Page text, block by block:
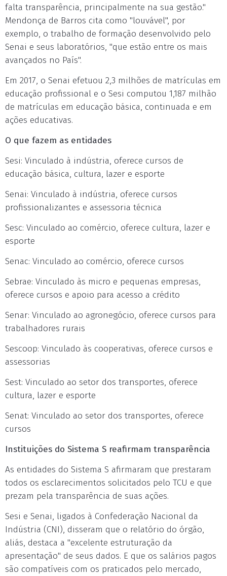
falta transparência, principalmente na sua gestão."
Mendonça de Barros cita como "louvável", por
exemplo, o trabalho de formação desenvolvido pelo
Senai e seus laboratórios, "que estão entre os mais
avançados no País".
Em 2017, o Senai efetuou 2,3 milhões de matrículas em
educação profissional e o Sesi computou 1,187 milhão
de matrículas em educação básica, continuada e em
ações educativas.
O que fazem as entidades
Sesi: Vinculado à indústria, oferece cursos de
educação básica, cultura, lazer e esporte
Senai: Vinculado à indústria, oferece cursos
profissionalizantes e assessoria técnica
Sesc: Vinculado ao comércio, oferece cultura, lazer e
esporte
Senac: Vinculado ao comércio, oferece cursos
Sebrae: Vinculado às micro e pequenas empresas,
oferece cursos e apoio para acesso a crédito
Senar: Vinculado ao agronegócio, oferece cursos para
trabalhadores rurais
Sescoop: Vinculado às cooperativas, oferece cursos e
assessorias
Sest: Vinculado ao setor dos transportes, oferece
cultura, lazer e esporte
Senat: Vinculado ao setor dos transportes, oferece
cursos
Instituições do Sistema S reafirmam transparência
As entidades do Sistema S afirmaram que prestaram
todos os esclarecimentos solicitados pelo TCU e que
prezam pela transparência de suas ações.
Sesi e Senai, ligados à Confederação Nacional da
Indústria (CNI), disseram que o relatório do órgão,
aliás, destaca a "excelente estruturação da
apresentação" de seus dados. E que os salários pagos
são compatíveis com os praticados pelo mercado,